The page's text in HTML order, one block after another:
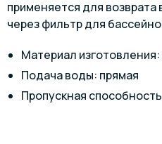
применяется для
через фильтр для
Материал изготовления:
Подача воды: прямая
Пропускная